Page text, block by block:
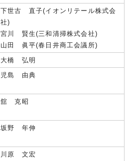
下世古 直子(イオンリテール株式会
社)
宮川 賢生(三和清掃株式会社)
山田 眞平(春日井商工会議所)
大橋 弘明
児島 由典
舘 克昭
坂野 年伸
川原 文宏